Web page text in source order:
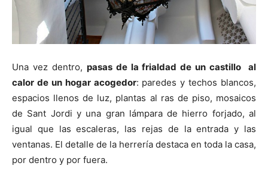
Una vez dentro, pasas de la frialdad de un castillo al
calor de un hogar acogedor: paredes y techos blancos,
espacios llenos de luz, plantas al ras de piso, mosaicos
de Sant Jordi y una gran lámpara de hierro forjado, al
igual que las escaleras, las rejas de la entrada y las
ventanas. El detalle de la herrería destaca en toda la casa,
por dentro y por fuera.